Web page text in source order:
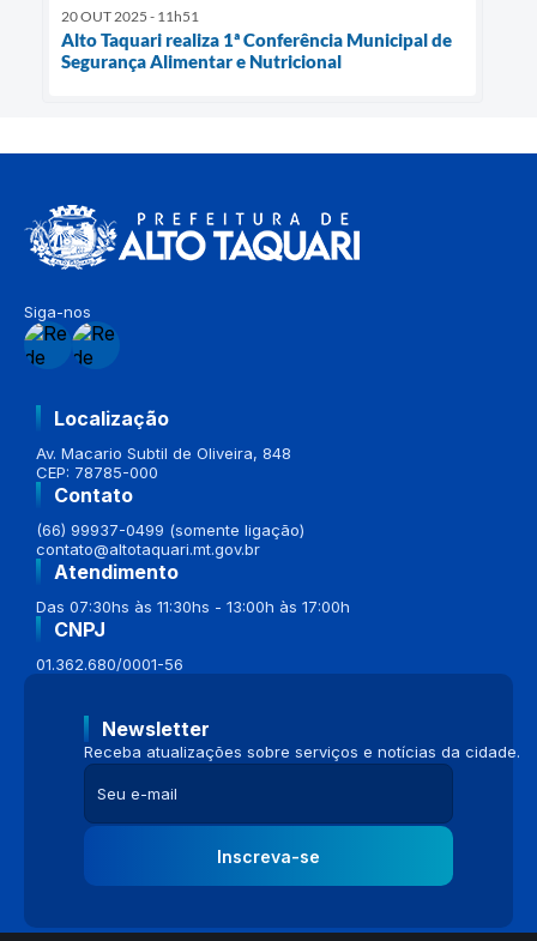
20 OUT 2025 - 11h51
Alto Taquari realiza 1ª Conferência Municipal de
Segurança Alimentar e Nutricional
Siga-nos
Localização
Av. Macario Subtil de Oliveira, 848
CEP: 78785-000
Contato
(66) 99937-0499 (somente ligação)
contato@altotaquari.mt.gov.br
Atendimento
Das 07:30hs às 11:30hs - 13:00h às 17:00h
CNPJ
01.362.680/0001-56
Newsletter
Receba atualizações sobre serviços e notícias da cidade.
Inscreva-se